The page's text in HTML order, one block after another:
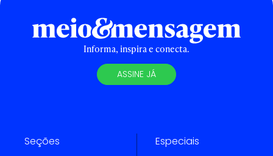
Informa, inspira e conecta.
ASSINE JÁ
Seções Especiais